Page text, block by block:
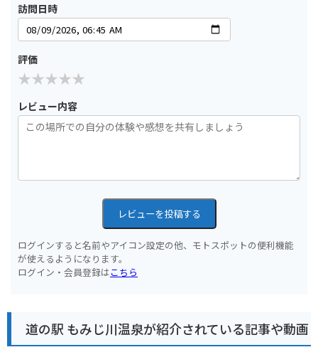
訪問日時
評価
レビュー内容
レビューを投稿する
ログインすると名前やアイコン設定の他、モトスポットの便利機能
が使えるようになります。
ログイン・会員登録はこちら
道の駅 もみじ川温泉が紹介されている記事や動画